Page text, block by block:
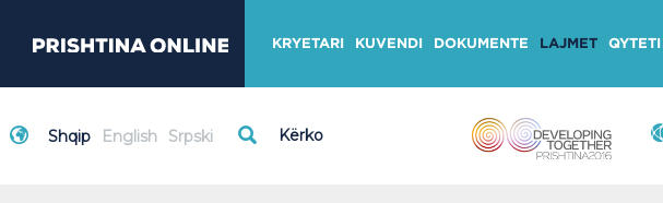
KRYETARI KUVENDI DOKUMENTE LAJMET QYTETI
Shqip English Srpski